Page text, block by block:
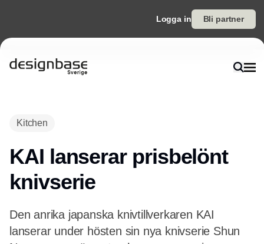
Logga in Bli partner
Kitchen
KAI lanserar prisbelönt
knivserie
Den anrika japanska knivtillverkaren KAI
lanserar under hösten sin nya knivserie Shun